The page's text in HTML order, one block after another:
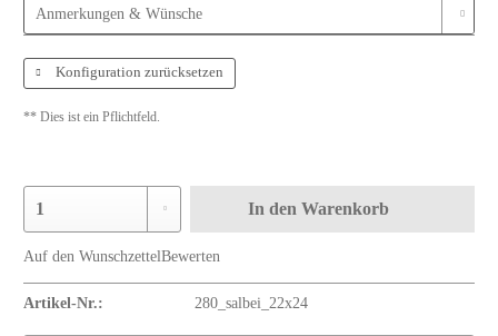
Anmerkungen & Wünsche
Konfiguration zurücksetzen
** Dies ist ein Pflichtfeld.
In den Warenkorb
Auf den WunschzettelBewerten
Artikel-Nr.: 280_salbei_22x24